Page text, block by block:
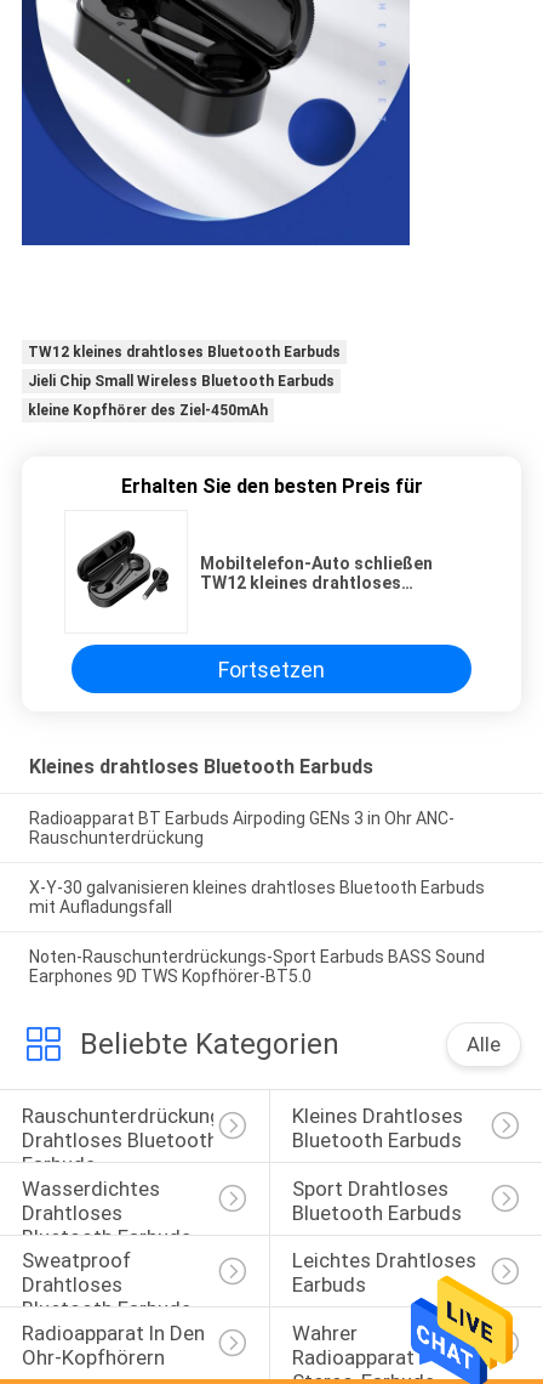
TW12 kleines drahtloses Bluetooth Earbuds
Jieli Chip Small Wireless Bluetooth Earbuds
kleine Kopfhörer des Ziel-450mAh
Erhalten Sie den besten Preis für
Mobiltelefon-Auto schließen
TW12 kleines drahtloses
Fortsetzen
Kleines drahtloses Bluetooth Earbuds
Radioapparat BT Earbuds Airpoding GENs 3 in Ohr ANC-
Rauschunterdrückung
X-Y-30 galvanisieren kleines drahtloses Bluetooth Earbuds
mit Aufladungsfall
Noten-Rauschunterdrückungs-Sport Earbuds BASS Sound
Earphones 9D TWS Kopfhörer-BT5.0
Beliebte Kategorien Alle
Rauschunterdrückung
Drahtloses Bluetooth
Earbuds
Kleines Drahtloses
Bluetooth Earbuds
Wasserdichtes
Drahtloses
Bluetooth Earbuds
Sport Drahtloses
Bluetooth Earbuds
Sweatproof
Drahtloses
Bluetooth Earbuds
Leichtes Drahtloses
Earbuds
Radioapparat In Den
Ohr-Kopfhörern
Wahrer
Radioapparat